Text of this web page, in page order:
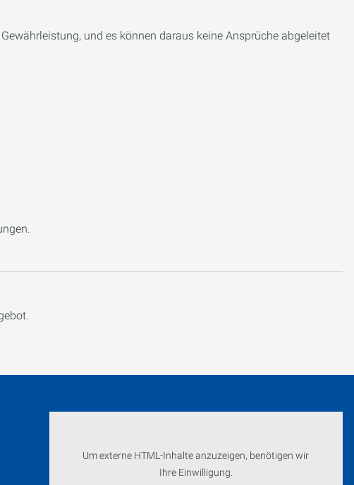
und es können daraus keine Ansprüche abgeleitet
Um externe HTML-Inhalte anzuzeigen, benötigen wir
Ihre Einwilligung.